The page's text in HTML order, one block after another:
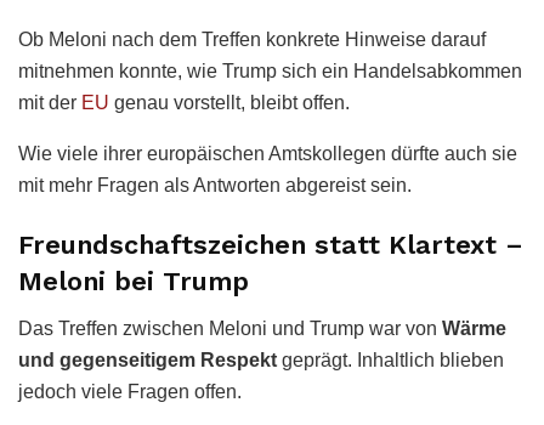
Ob Meloni nach dem Treffen konkrete Hinweise darauf
mitnehmen konnte, wie Trump sich ein Handelsabkommen
mit der EU genau vorstellt, bleibt offen.
Wie viele ihrer europäischen Amtskollegen dürfte auch sie
mit mehr Fragen als Antworten abgereist sein.
Freundschaftszeichen statt Klartext –
Meloni bei Trump
Das Treffen zwischen Meloni und Trump war von Wärme
und gegenseitigem Respekt geprägt. Inhaltlich blieben
jedoch viele Fragen offen.